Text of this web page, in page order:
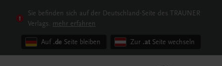
Sie befinden sich auf der Deutschland-Seite des TRAUNER
Verlags. mehr erfahren
Auf .de Seite bleiben Zur .at Seite wechseln